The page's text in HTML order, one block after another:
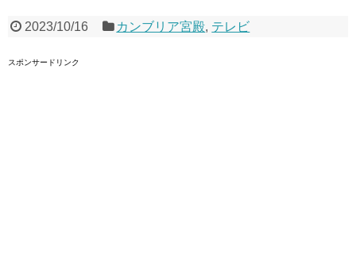
2023/10/16 カンブリア宮殿, テレビ
スポンサードリンク